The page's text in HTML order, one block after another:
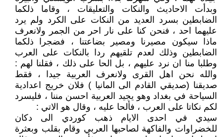
وبدأت الاحاديث والنكات والتعليقات ، وقاما ذلكما
الضابطين بسرد العديد من النكات على الكرد ولم يرد
عليهما احد ، فنحن كنا على نار احر من الجمر ولانعرف
ماذا سيكون مصيرنا ومصير بضاعتنا ، فضجرا ذلكما
الضابطين وذلك لعدم تلقيهم ردا بالنكات على العرب
وطلبا منا ان نرد عليهم ، بل الحا على ذلك ، فقلنا لهم :
والله نحن اهل القرى ولانعرف العربية جيدا ، فقط
صديقنا (صديقي القادم الى المانيا ) فلان خريج اعدادية
السياحة في بغداد وهو يجيد العربية احسن مننا ، فليسرد
لكم نكاتا على العرب ، فألحا عليه ، وقال هو الاتي :
سيدي في احدى الايام ذهب كوردي الى دكان
للخضراوات والفاكهة لصاحبها العربي وقام بقلب وبعثرة